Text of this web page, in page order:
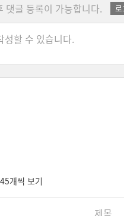
댓글 등록이 가능합니다.
45개씩 보기
제목